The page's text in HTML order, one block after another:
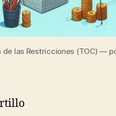
las Restricciones (TOC) —